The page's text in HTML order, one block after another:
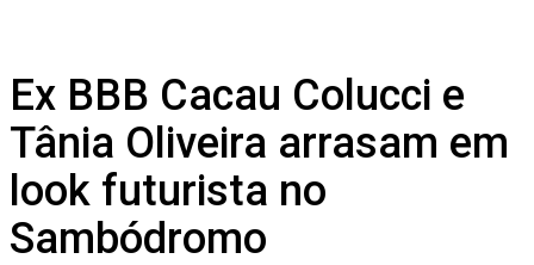
Ex BBB Cacau Colucci e
Tânia Oliveira arrasam em
look futurista no
Sambódromo